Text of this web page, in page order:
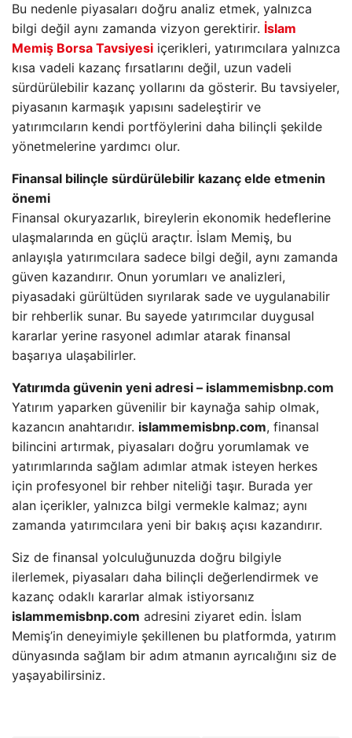
Bu nedenle piyasaları doğru analiz etmek, yalnızca
bilgi değil aynı zamanda vizyon gerektirir. İslam
Memiş Borsa Tavsiyesi içerikleri, yatırımcılara yalnızca
kısa vadeli kazanç fırsatlarını değil, uzun vadeli
sürdürülebilir kazanç yollarını da gösterir. Bu tavsiyeler,
piyasanın karmaşık yapısını sadeleştirir ve
yatırımcıların kendi portföylerini daha bilinçli şekilde
yönetmelerine yardımcı olur.
Finansal bilinçle sürdürülebilir kazanç elde etmenin
önemi
Finansal okuryazarlık, bireylerin ekonomik hedeflerine
ulaşmalarında en güçlü araçtır. İslam Memiş, bu
anlayışla yatırımcılara sadece bilgi değil, aynı zamanda
güven kazandırır. Onun yorumları ve analizleri,
piyasadaki gürültüden sıyrılarak sade ve uygulanabilir
bir rehberlik sunar. Bu sayede yatırımcılar duygusal
kararlar yerine rasyonel adımlar atarak finansal
başarıya ulaşabilirler.
Yatırımda güvenin yeni adresi – islammemisbnp.com
Yatırım yaparken güvenilir bir kaynağa sahip olmak,
kazancın anahtarıdır. islammemisbnp.com, finansal
bilincini artırmak, piyasaları doğru yorumlamak ve
yatırımlarında sağlam adımlar atmak isteyen herkes
için profesyonel bir rehber niteliği taşır. Burada yer
alan içerikler, yalnızca bilgi vermekle kalmaz; aynı
zamanda yatırımcılara yeni bir bakış açısı kazandırır.
Siz de finansal yolculuğunuzda doğru bilgiyle
ilerlemek, piyasaları daha bilinçli değerlendirmek ve
kazanç odaklı kararlar almak istiyorsanız
islammemisbnp.com adresini ziyaret edin. İslam
Memiş’in deneyimiyle şekillenen bu platformda, yatırım
dünyasında sağlam bir adım atmanın ayrıcalığını siz de
yaşayabilirsiniz.